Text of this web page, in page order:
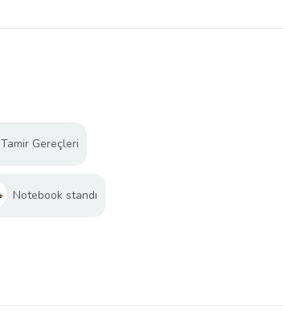
Tamir Gereçleri
Notebook standı